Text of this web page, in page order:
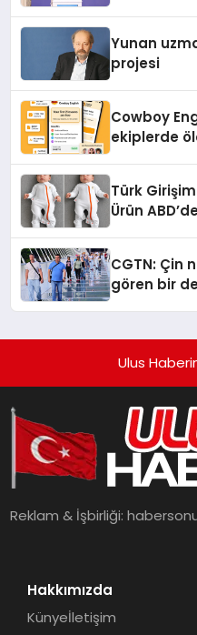
Yunan
projesi
Cowboy
ekiplerde
Türk
Ürün
CGTN: Çin
gören bir
Ulus
Reklam & İşbirliği:
Hakkımızda
Künyeİletişim